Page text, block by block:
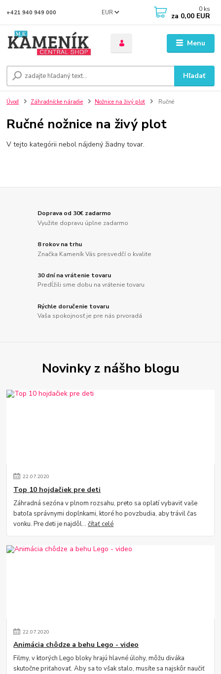
Menu
EUR
Hľadať
+421 940 949 000 0 ks
za 0,00 EUR
Úvod Záhradnícke náradie Nožnice na živý plot Ručné
Ručné nožnice na živý plot
V tejto kategórii nebol nájdený žiadny tovar.
Doprava od 30€ zadarmo
Využite dopravu úplne zadarmo
8 rokov na trhu
Značka Kameník Vás presvedčí o kvalite
30 dní na vrátenie tovaru
Predĺžili sme dobu na vrátenie tovaru
Rýchle doručenie tovaru
Vaša spokojnosť je pre nás prvoradá
Novinky z nášho blogu
22.07.2020
Top 10 hojdačiek pre deti
Záhradná sezóna v plnom rozsahu, preto sa oplatí vybaviť vaše
batoľa správnymi doplnkami, ktoré ho povzbudia, aby trávil čas
vonku. Pre deti je najdôl...čítať celé
22.07.2020
Animácia chôdze a behu Lego - video
Filmy, v ktorých Lego bloky hrajú hlavné úlohy, môžu diváka
skutočne priťahovať. Aby sa to však stalo, musíte sa najskôr naučiť